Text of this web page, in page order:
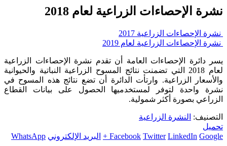
نشرة الإحصاءات الزراعية لعام 2018
نشرة الإحصاءات الزراعية 2017
نشرة الإحصاءات الزراعية لعام 2019
يسر دائرة الإحصاءات العامة أن تقدم نشرة الإحصاءات الزراعية
لعام 2018 التي تضمنت نتائج المسوح الزراعية النباتية والحيوانية
والأسعار الزراعية. وارتأت الدائرة أن تضع نتائج هذه المسوح في
نشرة واحدة لتوفر لمستخدميها الحصول على بيانات القطاع
الزراعي بصورة أكثر شمولية.
التصنيف: النشرة الزراعية
تحميل
Facebook Twitter LinkedIn Google + البريد الإلكتروني WhatsApp